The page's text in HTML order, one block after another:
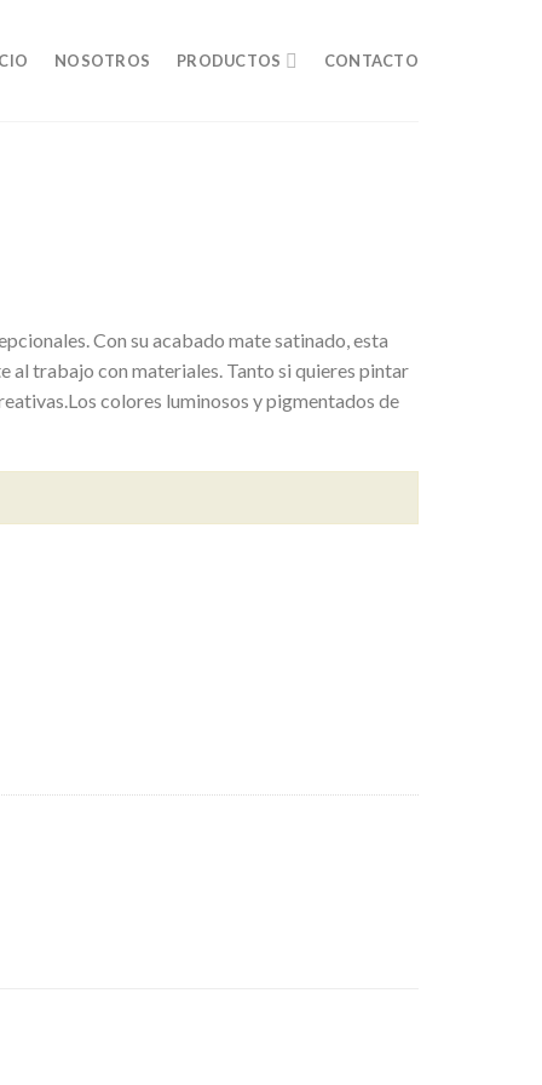
NOSOTROS PRODUCTOS CONTACTO
Con su acabado mate satinado, esta
al trabajo con materiales. Tanto si quieres pintar
colores luminosos y pigmentados de